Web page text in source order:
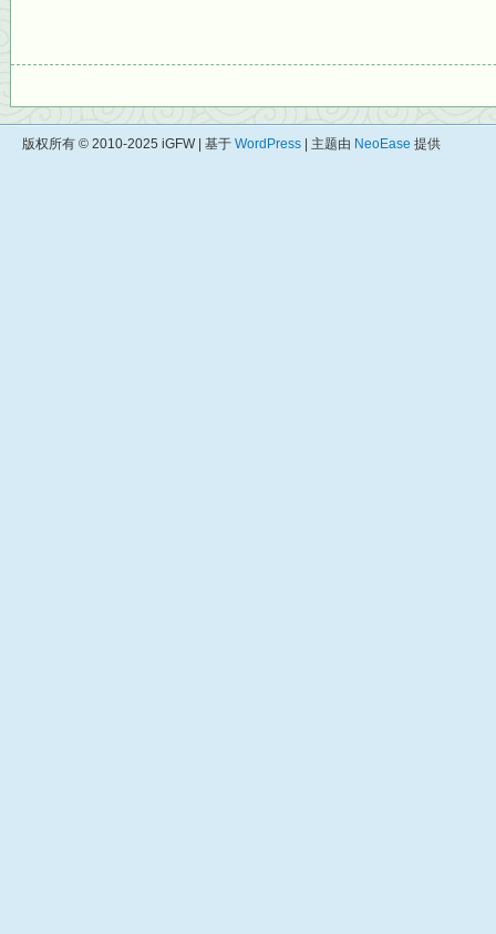
版权所有 © 2010-2025 iGFW | 基于 WordPress | 主题由 NeoEase 提供